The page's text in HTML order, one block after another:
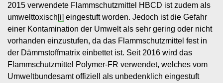
2015 verwendete Flammschutzmittel HBCD ist zudem als
umwelttoxisch[i] eingestuft worden. Jedoch ist die Gefahr
einer Kontamination der Umwelt als sehr gering oder nicht
vorhanden einzustufen, da das Flammschutzmittel fest in
der Dämmstoffmatrix einbettet ist. Seit 2016 wird das
Flammschutzmittel Polymer-FR verwendet, welches vom
Umweltbundesamt offiziell als unbedenklich eingestuft